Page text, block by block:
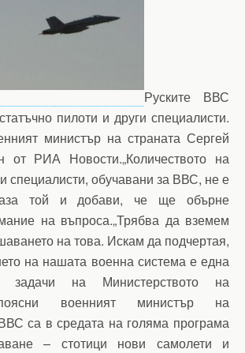
Руските ВВС
пилоти и други специалисти.
министър на страната Сергей
от РИА Новости.„Количеството на
специалисти, обучавани за ВВС, не е
каза той и добави, че ще обърне
на въпроса.„Трябва да вземем
на това. Искам да подчертая,
на нашата военна система е една
задачи на Министерството на
военният министър на
са в средата на голяма програма
– стотици нови самолети и